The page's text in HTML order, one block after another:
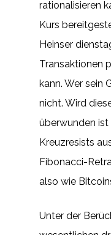
rationalisieren
Kurs
Heinser
Transaktionen
kann. Wer sein
nicht. Wird
überwunden ist
Kreuzresists
Fibonacci-
also wie
Unter der